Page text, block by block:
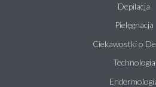
Depilacja
Pielęgnacja
Ciekawostki o
Technologia